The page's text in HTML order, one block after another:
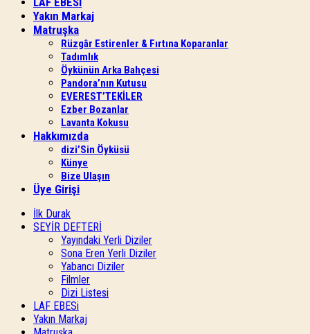
Yakın Markaj
Matruşka
Rüzgâr Estirenler & Fırtına Koparanlar
Tadımlık
Öykünün Arka Bahçesi
Pandora’nın Kutusu
EVEREST’TEKİLER
Ezber Bozanlar
Lavanta Kokusu
Hakkımızda
dizi’Sin Öyküsü
Künye
Bize Ulaşın
Üye Girişi
İlk Durak
SEYİR DEFTERİ
Yayındaki Yerli Diziler
Sona Eren Yerli Diziler
Yabancı Diziler
Filmler
Dizi Listesi
LAF EBESi
Yakın Markaj